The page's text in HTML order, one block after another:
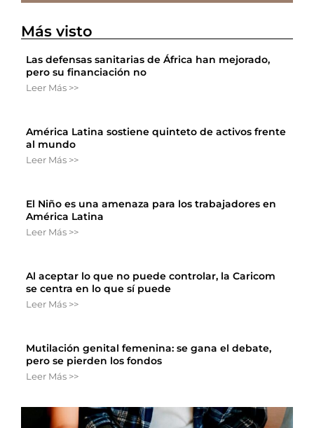
Más visto
Las defensas sanitarias de África han mejorado,
pero su financiación no
Leer Más >>
América Latina sostiene quinteto de activos frente
al mundo
Leer Más >>
El Niño es una amenaza para los trabajadores en
América Latina
Leer Más >>
Al aceptar lo que no puede controlar, la Caricom
se centra en lo que sí puede
Leer Más >>
Mutilación genital femenina: se gana el debate,
pero se pierden los fondos
Leer Más >>